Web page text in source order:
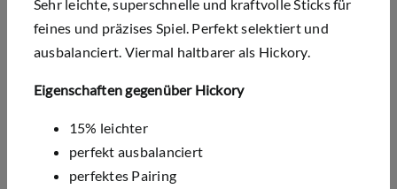
Sehr leichte, superschnelle und kraftvolle Sticks für
feines und präzises Spiel. Perfekt selektiert und
ausbalanciert. Viermal haltbarer als Hickory.
Eigenschaften gegenüber Hickory
15% leichter
perfekt ausbalanciert
perfektes Pairing